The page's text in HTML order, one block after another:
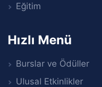
Eğitim
Hızlı Menü
Burslar ve Ödüller
Ulusal Etkinlikler